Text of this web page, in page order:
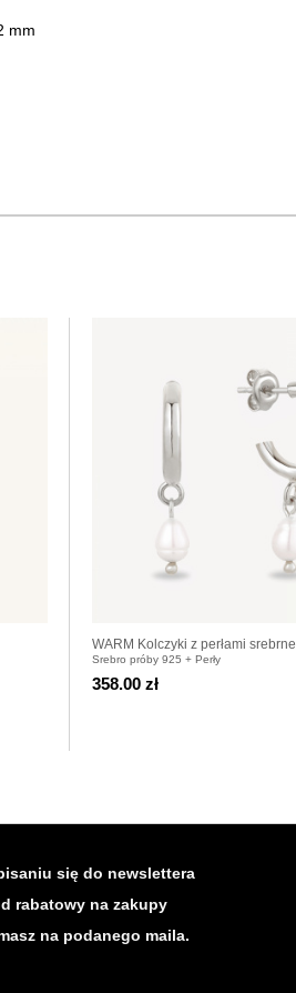
mm
WARM Kolczyki z perłami srebrne
Srebro próby 925 + Perły
358.00 zł
się do newslettera
rabatowy na zakupy
na podanego maila.